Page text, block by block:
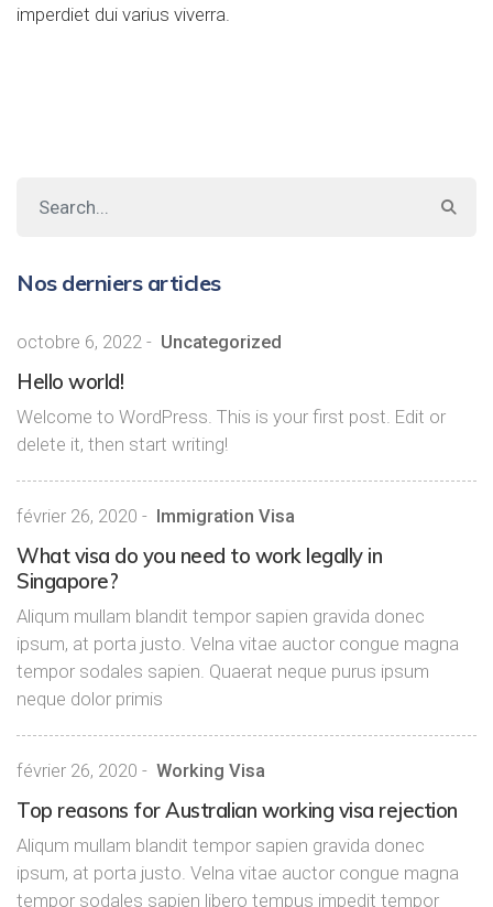
imperdiet dui varius viverra.
Nos derniers articles
octobre 6, 2022 - Uncategorized
Hello world!
Welcome to WordPress. This is your first post. Edit or
delete it, then start writing!
février 26, 2020 - Immigration Visa
What visa do you need to work legally in
Singapore?
Aliqum mullam blandit tempor sapien gravida donec
ipsum, at porta justo. Velna vitae auctor congue magna
tempor sodales sapien. Quaerat neque purus ipsum
neque dolor primis
février 26, 2020 - Working Visa
Top reasons for Australian working visa rejection
Aliqum mullam blandit tempor sapien gravida donec
ipsum, at porta justo. Velna vitae auctor congue magna
tempor sodales sapien libero tempus impedit tempor